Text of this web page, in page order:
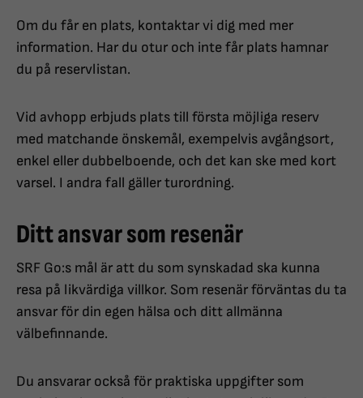
Om du får en plats, kontaktar vi dig med mer
information. Har du otur och inte får plats hamnar
du på reservlistan.
Vid avhopp erbjuds plats till första möjliga reserv
med matchande önskemål, exempelvis avgångsort,
enkel eller dubbelboende, och det kan ske med kort
varsel. I andra fall gäller turordning.
Ditt ansvar som resenär
SRF Go:s mål är att du som synskadad ska kunna
resa på likvärdiga villkor. Som resenär förväntas du ta
ansvar för din egen hälsa och ditt allmänna
välbefinnande.
Du ansvarar också för praktiska uppgifter som